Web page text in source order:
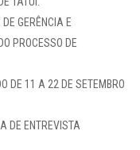
GERÊNCIA E
PROCESSO DE
DE 11 A 22 DE SETEMBRO
DE ENTREVISTA